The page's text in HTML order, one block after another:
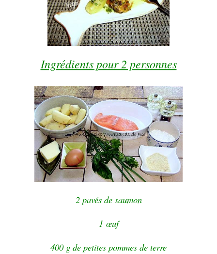
Ingrédients pour 2 personnes
2 pavés de saumon
1 œuf
400 g de petites pommes de terre